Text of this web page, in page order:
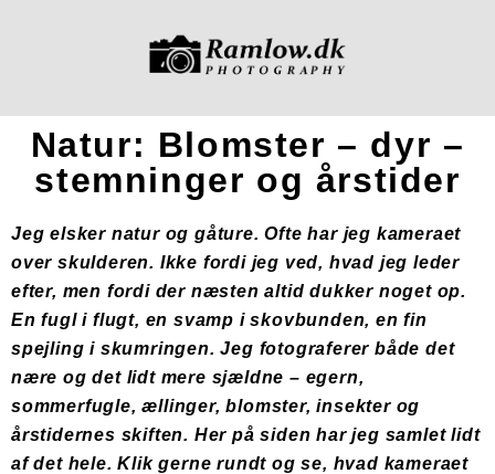
Natur: Blomster – dyr –
stemninger og årstider
Jeg elsker natur og gåture. Ofte har jeg kameraet
over skulderen. Ikke fordi jeg ved, hvad jeg leder
efter, men fordi der næsten altid dukker noget op.
En fugl i flugt, en svamp i skovbunden, en fin
spejling i skumringen. Jeg fotograferer både det
nære og det lidt mere sjældne – egern,
sommerfugle, ællinger, blomster, insekter og
årstidernes skiften. Her på siden har jeg samlet lidt
af det hele. Klik gerne rundt og se, hvad kameraet